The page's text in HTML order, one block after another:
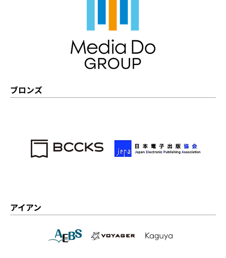
ブロンズ
アイアン